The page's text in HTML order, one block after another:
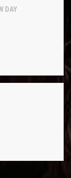
DAY